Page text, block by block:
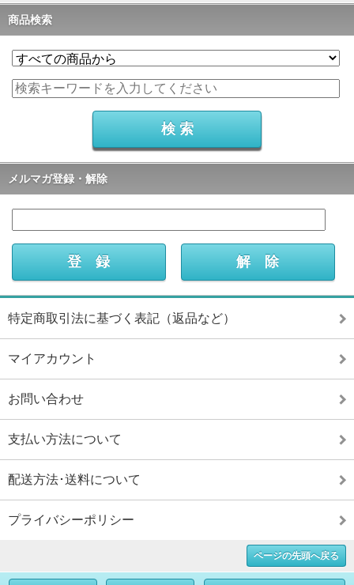
商品検索
メルマガ登録・解除
特定商取引法に基づく表記（返品など）
マイアカウント
お問い合わせ
支払い方法について
配送方法･送料について
プライバシーポリシー
ページの先頭へ戻る